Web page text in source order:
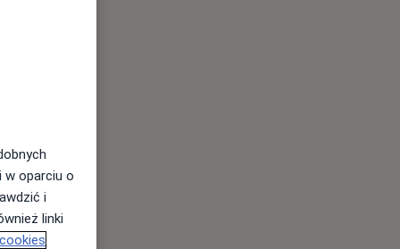
Śr,
12 Sie
w oparciu o
i
linki